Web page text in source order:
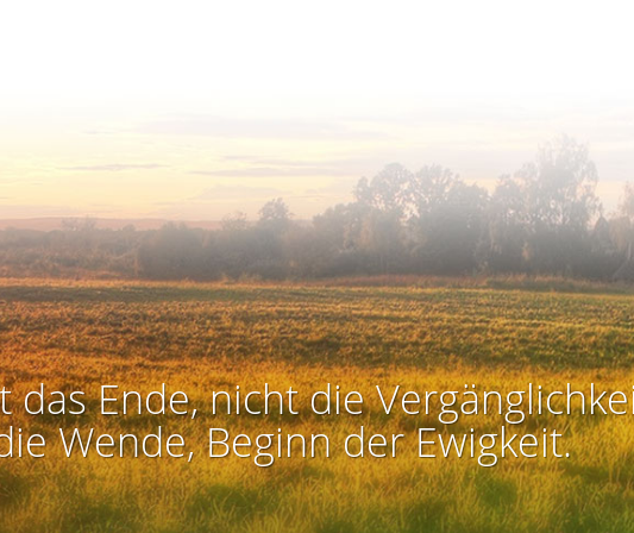
das Ende, nicht die
Wende, Beginn der Ewigkeit.